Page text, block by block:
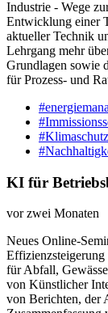
Industrie - Wege
Entwicklung einer
aktueller Technik
Lehrgang mehr
Grundlagen sowie
für Prozess- und
#Klimaschutz
KI für
vor zwei Monaten
Neues Online-
für Abfall,
von Künstlicher
von Berichten, der